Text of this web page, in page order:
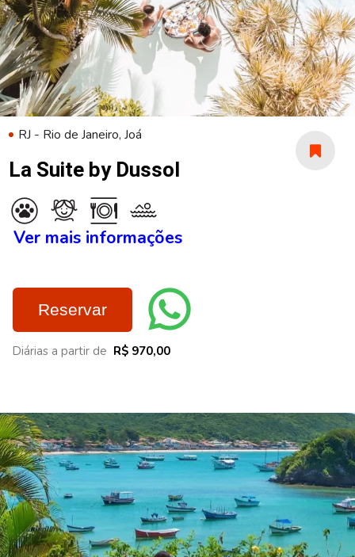
RJ - Rio de Janeiro, Joá
La Suite by Dussol
Ver mais informações
Reservar
Diárias a partir de R$ 970,00